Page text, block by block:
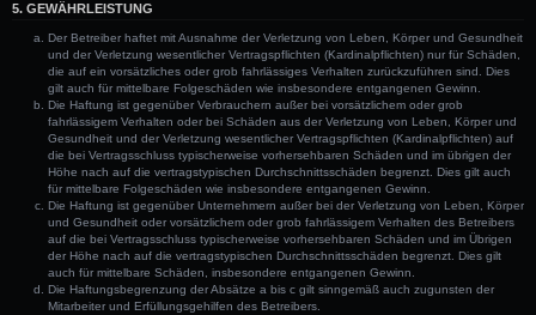
5. GEWÄHRLEISTUNG
Der Betreiber haftet mit Ausnahme der Verletzung von Leben, Körper und Gesundheit
und der Verletzung wesentlicher Vertragspflichten (Kardinalpflichten) nur für Schäden,
die auf ein vorsätzliches oder grob fahrlässiges Verhalten zurückzuführen sind. Dies
gilt auch für mittelbare Folgeschäden wie insbesondere entgangenen Gewinn.
Die Haftung ist gegenüber Verbrauchern außer bei vorsätzlichem oder grob
fahrlässigem Verhalten oder bei Schäden aus der Verletzung von Leben, Körper und
Gesundheit und der Verletzung wesentlicher Vertragspflichten (Kardinalpflichten) auf
die bei Vertragsschluss typischerweise vorhersehbaren Schäden und im übrigen der
Höhe nach auf die vertragstypischen Durchschnittsschäden begrenzt. Dies gilt auch
für mittelbare Folgeschäden wie insbesondere entgangenen Gewinn.
Die Haftung ist gegenüber Unternehmern außer bei der Verletzung von Leben, Körper
und Gesundheit oder vorsätzlichem oder grob fahrlässigem Verhalten des Betreibers
auf die bei Vertragsschluss typischerweise vorhersehbaren Schäden und im Übrigen
der Höhe nach auf die vertragstypischen Durchschnittsschäden begrenzt. Dies gilt
auch für mittelbare Schäden, insbesondere entgangenen Gewinn.
Die Haftungsbegrenzung der Absätze a bis c gilt sinngemäß auch zugunsten der
Mitarbeiter und Erfüllungsgehilfen des Betreibers.